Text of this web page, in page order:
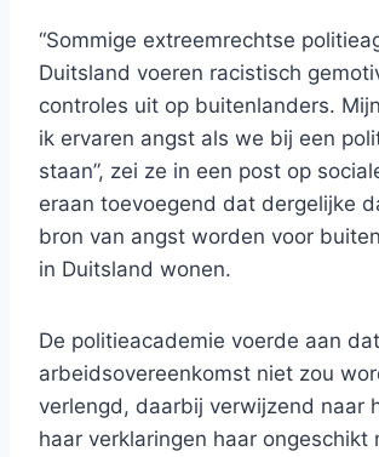
“Sommige extreemrechtse
Duitsland voeren racistisch
controles uit op buitenlanders.
ik ervaren angst als we bij een
staan”, zei ze in een post op
eraan toevoegend dat dergelijke
bron van angst worden voor
in Duitsland wonen.
De politieacademie voerde aan dat
arbeidsovereenkomst niet zou
verlengd, daarbij verwijzend naar
haar verklaringen haar ongeschikt